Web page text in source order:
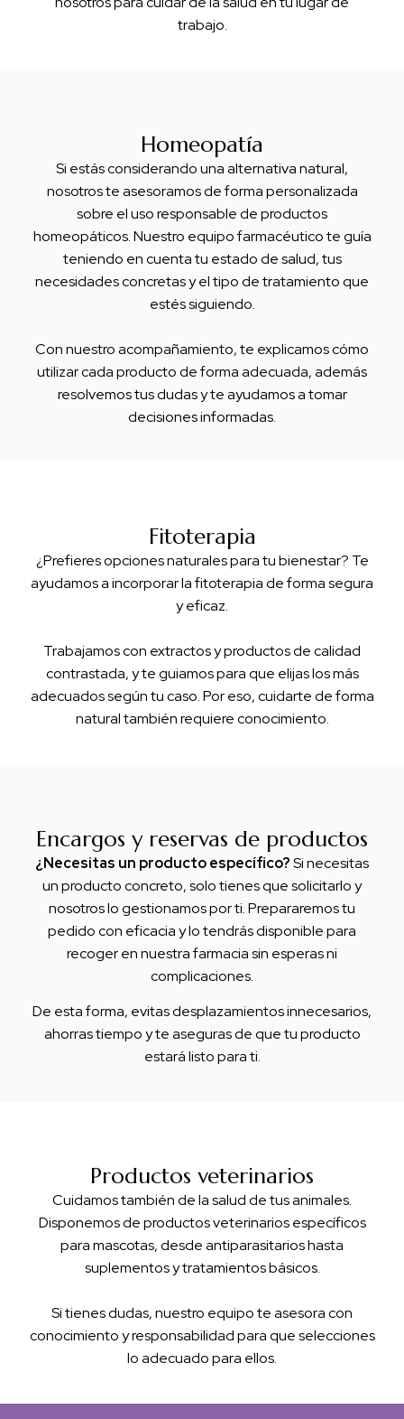
trabajo.
Homeopatía
Si estás considerando una alternativa natural,
nosotros te asesoramos de forma personalizada
sobre el uso responsable de productos
homeopáticos. Nuestro equipo farmacéutico te guía
teniendo en cuenta tu estado de salud, tus
necesidades concretas y el tipo de tratamiento que
estés siguiendo.
Con nuestro acompañamiento, te explicamos cómo
utilizar cada producto de forma adecuada, además
resolvemos tus dudas y te ayudamos a tomar
decisiones informadas.
Fitoterapia
¿Prefieres opciones naturales para tu bienestar? Te
ayudamos a incorporar la fitoterapia de forma segura
y eficaz.
Trabajamos con extractos y productos de calidad
contrastada, y te guiamos para que elijas los más
adecuados según tu caso. Por eso, cuidarte de forma
natural también requiere conocimiento.
Encargos y reservas de productos
¿Necesitas un producto específico?Si necesitas
un producto concreto, solo tienes que solicitarlo y
nosotros lo gestionamos por ti. Prepararemos tu
pedido con eficacia y lo tendrás disponible para
recoger en nuestra farmacia sin esperas ni
complicaciones.
De esta forma, evitas desplazamientos innecesarios,
ahorras tiempo y te aseguras de que tu producto
estará listo para ti.
Productos veterinarios
Cuidamos también de la salud de tus animales.
Disponemos de productos veterinarios específicos
para mascotas, desde antiparasitarios hasta
suplementos y tratamientos básicos.
Si tienes dudas, nuestro equipo te asesora con
conocimiento y responsabilidad para que selecciones
lo adecuado para ellos.